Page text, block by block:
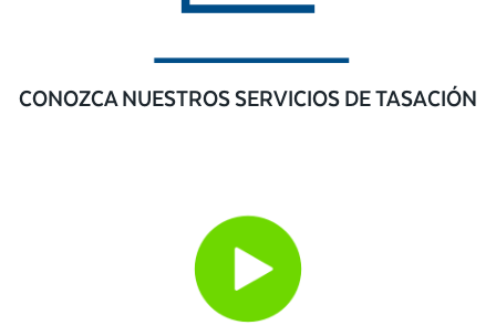
CONOZCA NUESTROS SERVICIOS DE TASACIÓN